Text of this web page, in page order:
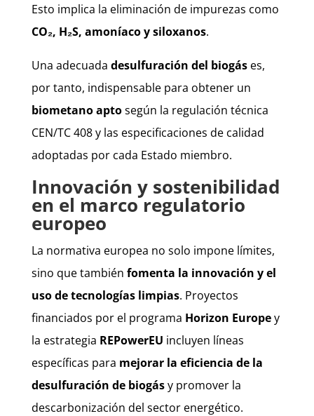
Esto implica la eliminación de impurezas como
CO₂, H₂S, amoníaco y siloxanos.
Una adecuada desulfuración del biogáses,
por tanto, indispensable para obtener un
biometano aptosegún la regulación técnica
CEN/TC 408 y las especificaciones de calidad
adoptadas por cada Estado miembro.
Innovación y sostenibilidad
en el marco regulatorio
europeo
La normativa europea no solo impone límites,
sino que también fomenta la innovación y el
uso de tecnologías limpias. Proyectos
financiados por el programa Horizon Europey
la estrategia REPowerEU incluyen líneas
específicas para mejorar la eficiencia de la
desulfuración de biogásy promover la
descarbonización del sector energético.